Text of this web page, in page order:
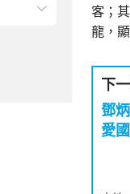
客；
龍，
下
鄧
愛